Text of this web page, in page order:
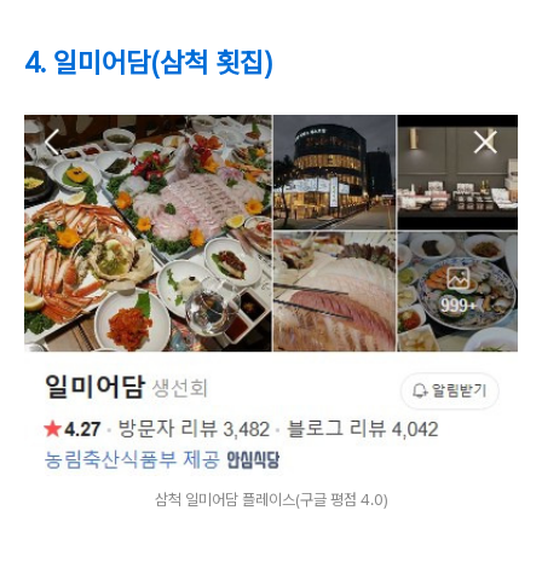
4. 일미어담(삼척 횟집)
삼척 일미어담 플레이스(구글 평점 4.0)